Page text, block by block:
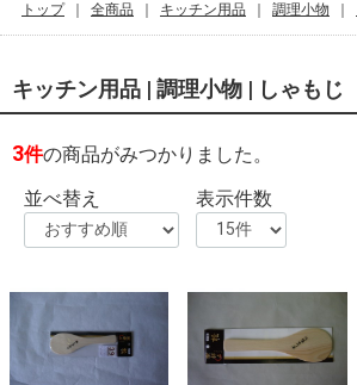
水
木材 砂利 カーテン
トップ 全商品 キッチン用品 調理小物
キッチン用品 | 調理小物 | しゃもじ
3件の商品がみつかりました。
並べ替え
表示件数